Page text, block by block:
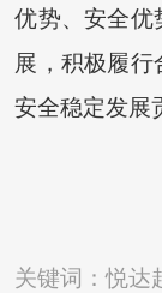
优势、安全优
展，积极履
安全稳定发展
关键词：悦达